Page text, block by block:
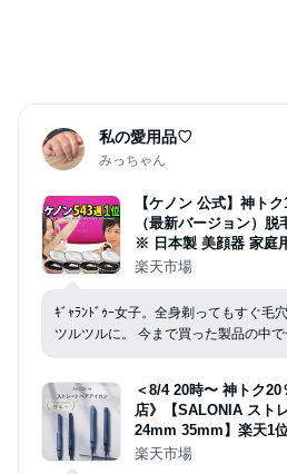
私の愛用品♡
みっちゃん
【ケノン 公式】神ト
（最新バージョン）
※ 日本製 美顔器 家庭
メンズ レディース ア
L 介護 ※詳細ペ-ジ※9
楽天市場
ｷﾞｬﾗﾝﾄﾞｩｰ女子。全身剃ってもすぐ毛
ツルツルに。 今まで買った製品の中で
＜8/4 20時〜 神トク
店》【SALONIA スト
24mm 35mm】楽天1
ーチ付き サロニア 人
楽天市場